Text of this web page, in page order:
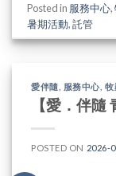
Posted in 服務中心,
暑期活動,託管
愛伴隨 服務中心 ,牧
【愛．伴隨
POSTED ON 2026-